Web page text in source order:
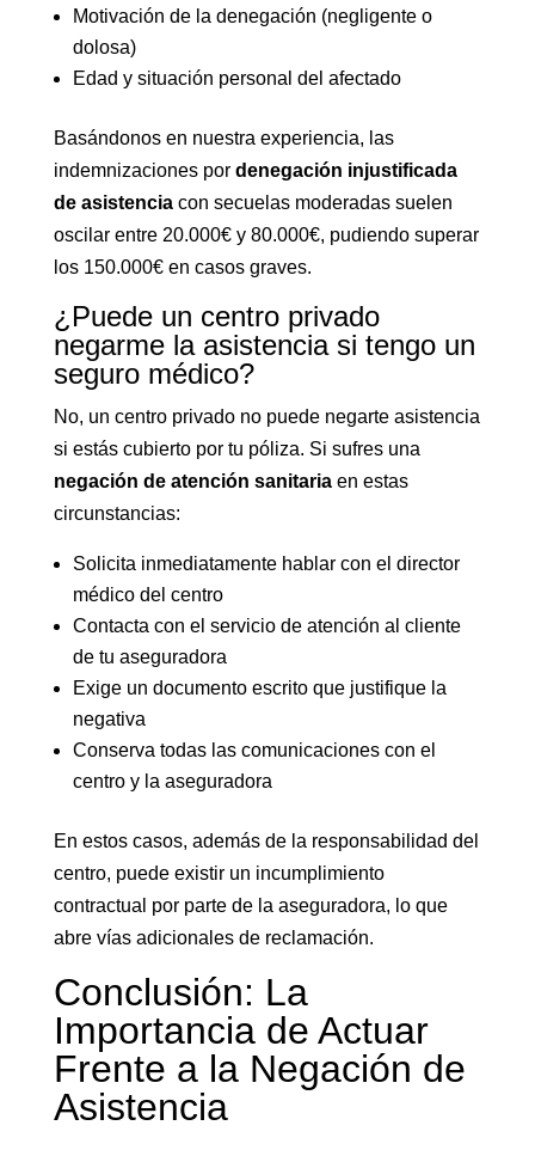
Motivación de la denegación (negligente o
dolosa)
Edad y situación personal del afectado
Basándonos en nuestra experiencia, las
indemnizaciones por denegación injustificada
de asistenciacon secuelas moderadas suelen
oscilar entre 20.000€ y 80.000€, pudiendo superar
los 150.000€ en casos graves.
¿Puede un centro privado
negarme la asistencia si tengo un
seguro médico?
No, un centro privado no puede negarte asistencia
si estás cubierto por tu póliza. Si sufres una
negación de atención sanitariaen estas
circunstancias:
Solicita inmediatamente hablar con el director
médico del centro
Contacta con el servicio de atención al cliente
de tu aseguradora
Exige un documento escrito que justifique la
negativa
Conserva todas las comunicaciones con el
centro y la aseguradora
En estos casos, además de la responsabilidad del
centro, puede existir un incumplimiento
contractual por parte de la aseguradora, lo que
abre vías adicionales de reclamación.
Conclusión: La
Importancia de Actuar
Frente a la Negación de
Asistencia